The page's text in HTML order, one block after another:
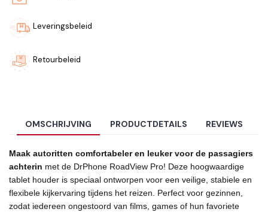
Leveringsbeleid
Retourbeleid
OMSCHRIJVING PRODUCTDETAILS REVIEWS
Maak autoritten comfortabeler en leuker voor de passagiers
achterin met de DrPhone RoadView Pro! Deze hoogwaardige
tablet houder is speciaal ontworpen voor een veilige, stabiele en
flexibele kijkervaring tijdens het reizen. Perfect voor gezinnen,
zodat iedereen ongestoord van films, games of hun favoriete